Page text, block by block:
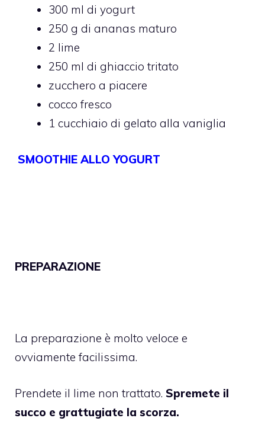
300 ml di yogurt
250 g di ananas maturo
2 lime
250 ml di ghiaccio tritato
zucchero a piacere
cocco fresco
1 cucchiaio di gelato alla vaniglia
SMOOTHIE ALLO YOGURT
PREPARAZIONE
La preparazione è molto veloce e
ovviamente facilissima.
Prendete il lime non trattato. Spremete il
succo e grattugiate la scorza.